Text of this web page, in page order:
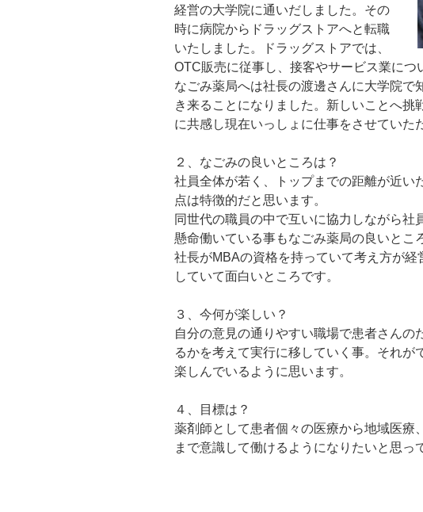
経営の大学院に通いだしました。その
時に病院からドラッグストアへと転職
いたしました。ドラッグストアでは、
OTC販売に従事し、接客やサービス業につ
なごみ薬局へは社長の渡邊さんに大学院で
き来ることになりました。新しいことへ挑
に共感し現在いっしょに仕事をさせていた
２、なごみの良いところは？
社員全体が若く、トップまでの距離が近い
点は特徴的だと思います。
同世代の職員の中で互いに協力しながら社
懸命働いている事もなごみ薬局の良いとこ
社長がMBAの資格を持っていて考え方が経
していて面白いところです。
３、今何が楽しい？
自分の意見の通りやすい職場で患者さんの
るかを考えて実行に移していく事。それが
楽しんでいるように思います。
４、目標は？
薬剤師として患者個々の医療から地域医療
まで意識して働けるようになりたいと思っ